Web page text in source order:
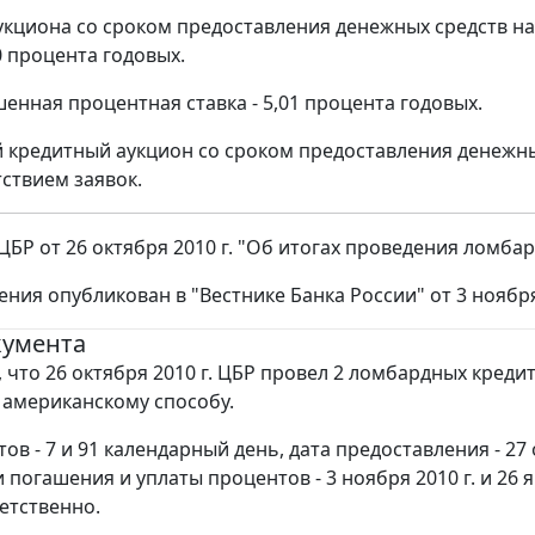
со сроком предоставления денежных средств
процента годовых.
процентная ставка - 5,01 процента годовых.
аукцион со сроком предоставления
заявок.
от 26 октября 2010 г. "Об итогах проведения
опубликован в "Вестнике Банка России" от 3
26 октября 2010 г. ЦБР провел 2 ломбардных
способу.
- 7 и 91 календарный день, дата предоставления - 27
погашения и уплаты процентов - 3 ноября 2010 г. и 26